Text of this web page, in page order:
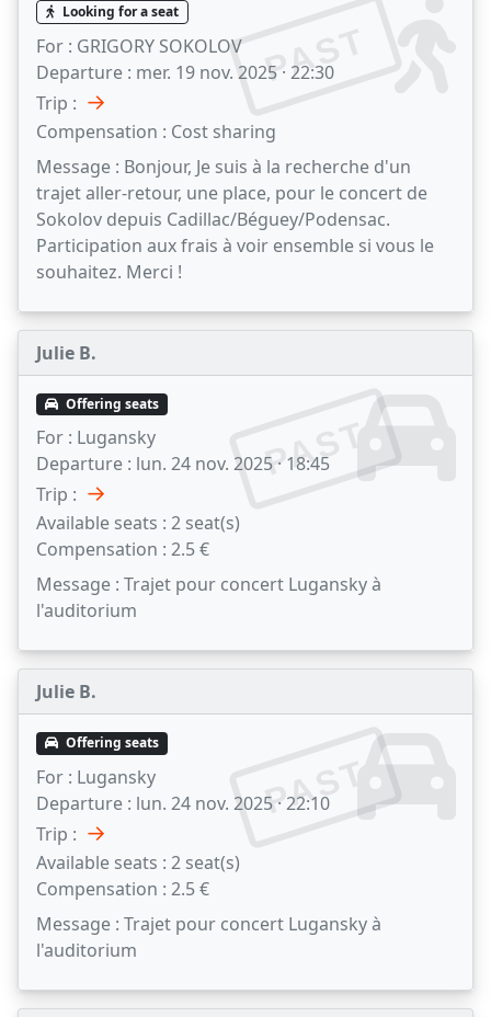
PAST
Looking for a seat
For : GRIGORY SOKOLOV
Departure : mer. 19 nov. 2025 · 22:30
Trip : →
Compensation : Cost sharing
Message : Bonjour, Je suis à la recherche d'un
trajet aller-retour, une place, pour le concert de
Sokolov depuis Cadillac/Béguey/Podensac.
Participation aux frais à voir ensemble si vous le
souhaitez. Merci !
Julie B.
PAST
Offering seats
For : Lugansky
Departure : lun. 24 nov. 2025 · 18:45
Trip : →
Available seats : 2 seat(s)
Compensation : 2.5 €
Message : Trajet pour concert Lugansky à
l'auditorium
Julie B.
PAST
Offering seats
For : Lugansky
Departure : lun. 24 nov. 2025 · 22:10
Trip : →
Available seats : 2 seat(s)
Compensation : 2.5 €
Message : Trajet pour concert Lugansky à
l'auditorium